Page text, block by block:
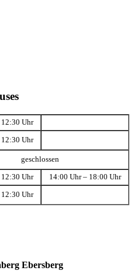
Uhr
Uhr
geschlossen
Uhr 14:00 Uhr – 18:00 Uhr
Uhr
Ebersberg